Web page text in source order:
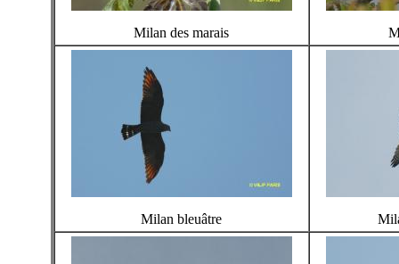
Milan des marais
Milan bleuâtre